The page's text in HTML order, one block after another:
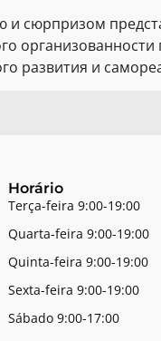
и сюрпризом
развития и
Horário
Terça-feira 9:00-19:00
Quarta-feira 9:00-19:00
Quinta-feira 9:00-19:00
Sexta-feira 9:00-19:00
Sábado 9:00-17:00